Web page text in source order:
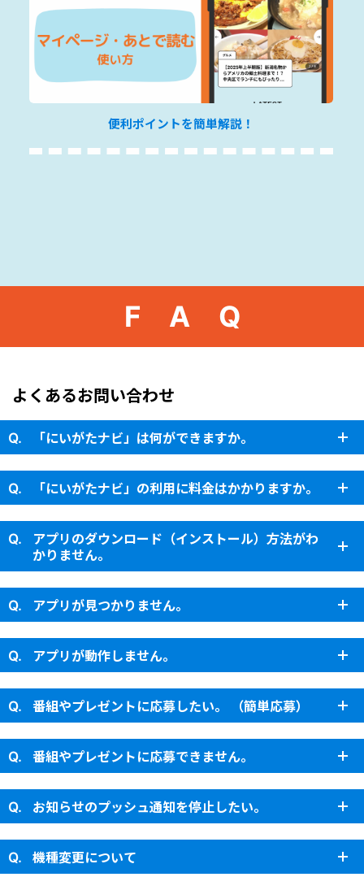
便利ポイントを簡単解説！
F A Q
よくあるお問い合わせ
「にいがたナビ」は何ができますか。
「にいがたナビ」の利用に料金はかかりますか。
アプリのダウンロード（インストール）方法がわ
かりません。
アプリが見つかりません。
アプリが動作しません。
番組やプレゼントに応募したい。 （簡単応募）
番組やプレゼントに応募できません。
お知らせのプッシュ通知を停止したい。
機種変更について